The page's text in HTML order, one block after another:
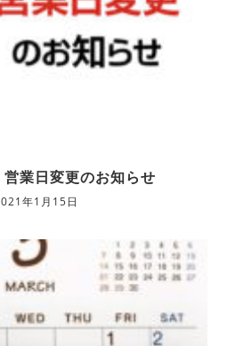
業日変更のお知らせ
年1月15日